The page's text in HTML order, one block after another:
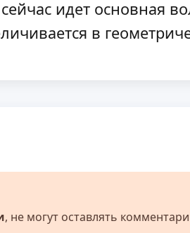
идет основная
в
, не могут оставлять